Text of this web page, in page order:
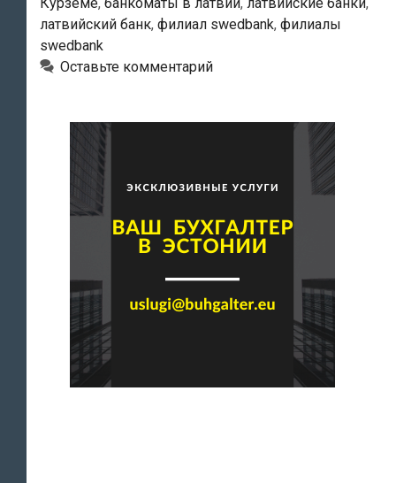
Курземе, банкоматы в латвии, латвийские банки,
латвийский банк, филиал swedbank, филиалы
swedbank
Оставьте комментарий